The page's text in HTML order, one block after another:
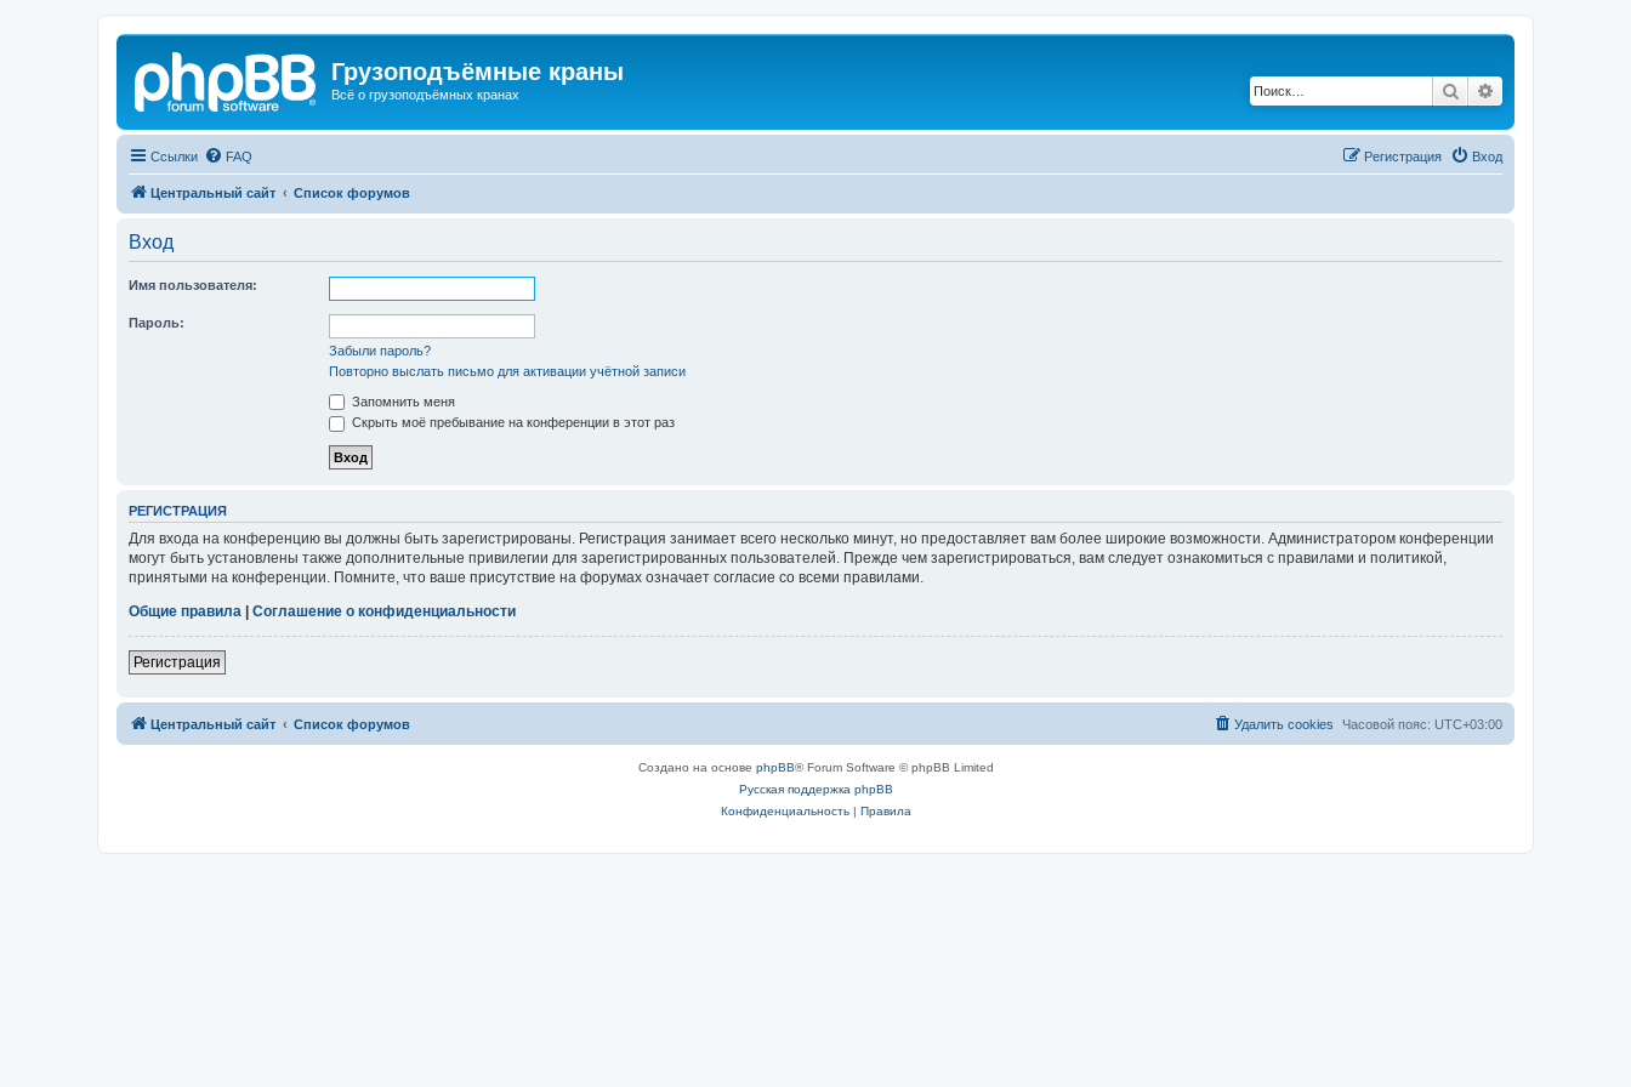
Грузоподъёмные краны
Всё о грузоподъёмных кранах Поиск
Ссылки FAQ Вход
Регистрация
Центральный сайт Список форумов
Вход
Имя пользователя:
Пароль:
Забыли пароль?
Повторно выслать письмо для активации учётной записи
Запомнить меня
Скрыть моё пребывание на конференции в этот раз
РЕГИСТРАЦИЯ
Для входа на конференцию вы должны быть зарегистрированы. Регистрация занимает всего несколько минут, но предоставляет вам более широкие возможности. Администратором конференции
могут быть установлены также дополнительные привилегии для зарегистрированных пользователей. Прежде чем зарегистрироваться, вам следует ознакомиться с правилами и политикой,
принятыми на конференции. Помните, что ваше присутствие на форумах означает согласие со всеми правилами.
Общие правила
Соглашение о конфиденциальности
Регистрация
Центральный сайт Список форумов Часовой пояс: UTC+03:00
Удалить cookies
Создано на основе phpBB® Forum Software © phpBB Limited
Русская поддержка phpBB
Конфиденциальность| Правила